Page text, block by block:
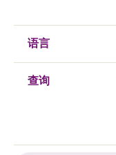
语言
查询